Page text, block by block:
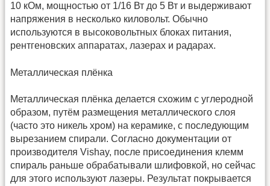
10 кОм, мощностью от 1/16 Вт до 5 Вт и выдерживают
напряжения в несколько киловольт. Обычно
используются в высоковольтных блоках питания,
рентгеновских аппаратах, лазерах и радарах.
Металлическая плёнка
Металлическая плёнка делается схожим с углеродной
образом, путём размещения металлического слоя
(часто это никель хром) на керамике, с последующим
вырезанием спирали. Согласно документации от
производителя Vishay, после присоединения клемм
спираль раньше обрабатывали шлифовкой, но сейчас
для этого используют лазеры. Результат покрывается